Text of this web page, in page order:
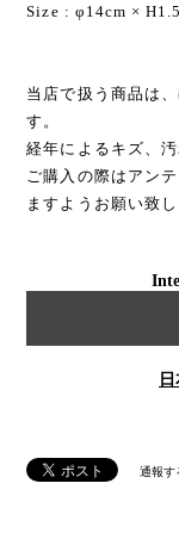
Size : φ14cm ×
当店で扱う商品は
す。
経年によるキズ、
ご購入の際はアン
ますようお願い致し
通報す